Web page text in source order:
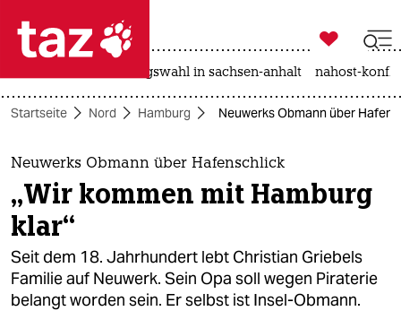
 taz zahl ich
taz zahl ich
themen
politik
öko
gesellschaft

taz zahl ich
landtagswahl in sachsen-anhalt nahost-
Startseite Nord Hamburg Neuwerks Obmann über
Neuwerks Obmann über Hafenschlick
„Wir kommen mit Hamburg
klar“
Seit dem 18. Jahrhundert lebt Christian Griebels
Familie auf Neuwerk. Sein Opa soll wegen Piraterie
belangt worden sein. Er selbst ist Insel-Obmann.